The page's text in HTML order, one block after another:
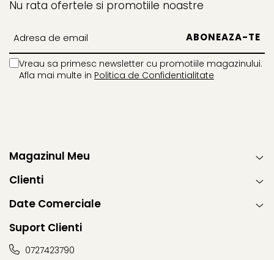
Nu rata ofertele si promotiile noastre
Vreau sa primesc newsletter cu promotiile magazinului.
Afla mai multe in Politica de Confidentialitate
Magazinul Meu
Clienti
Date Comerciale
Suport Clienti
0727423790